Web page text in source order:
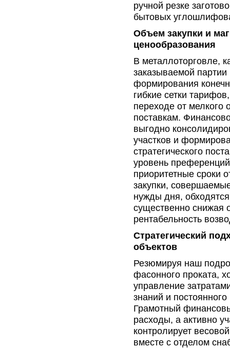
ручной резке
бытовых
Объем закупки и
ценообразования
В металлоторговле,
заказываемой
формирования
гибкие сетки
переходе от мелкого
поставкам.
выгодно
участков и
стратегического
уровень
приоритетные сроки
закупки,
нужды дня,
существенно снижая
рентабельность
Стратегический
объектов
Резюмируя наш
фасонного проката,
управление
знаний и
Грамотный
расходы, а активно
контролирует
вместе с отделом